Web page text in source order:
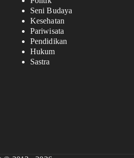
Seni Budaya
Kesehatan
Pariwisata
Pendidikan
Hukum
Sastra